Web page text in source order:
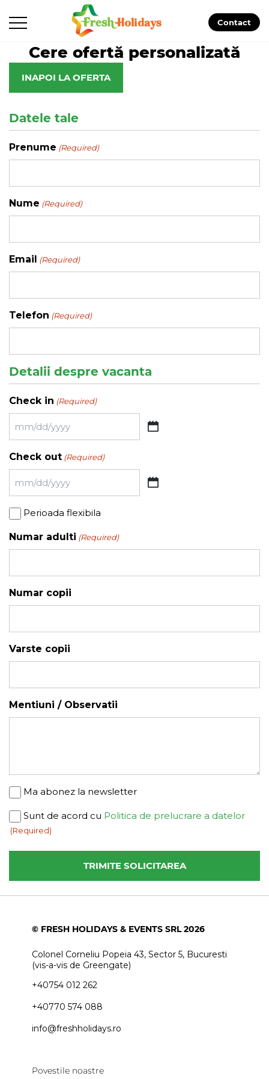
Contact
Cere ofertă personalizată
INAPOI LA OFERTA
Datele tale
Prenume (Required)
Nume (Required)
Email (Required)
Telefon (Required)
Detalii despre vacanta
Check in (Required)
MM
DD
Check out (Required)
MM
DD
slash
Perioada
Perioada flexibila
Numar adulti (Required)
Numar copii
Varste copii
Mentiuni / Observatii
Newsletter
Ma abonez la newsletter
Consent
(Required)
Sunt de acord cu Politica de prelucrare a datelor
(Required)
© FRESH HOLIDAYS & EVENTS SRL 2026
Colonel Corneliu Popeia 43, Sector 5, Bucuresti
(vis-a-vis de Greengate)
+40754 012 262
+40770 574 088
info@freshholidays.ro
Povestile noastre